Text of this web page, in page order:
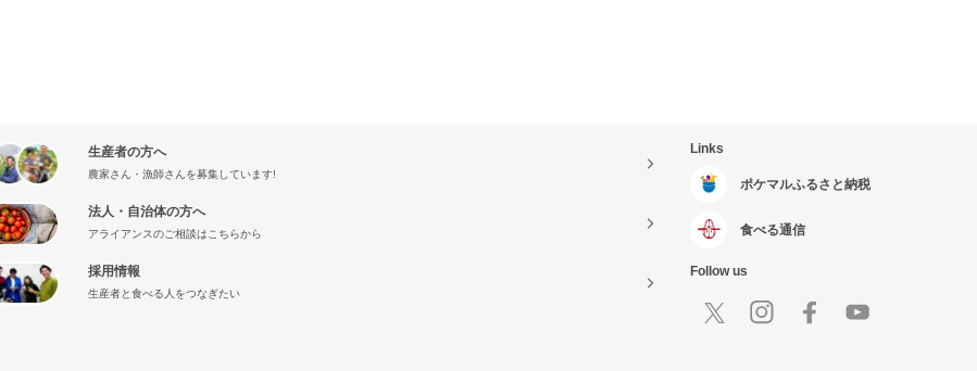
生産者の方へ
農家さん・漁師さんを募集しています!
法人・自治体の方へ
アライアンスのご相談はこちらから
採用情報
生産者と食べる人をつなぎたい
Links
ポケマルふるさと納税
食べる通信
Follow us